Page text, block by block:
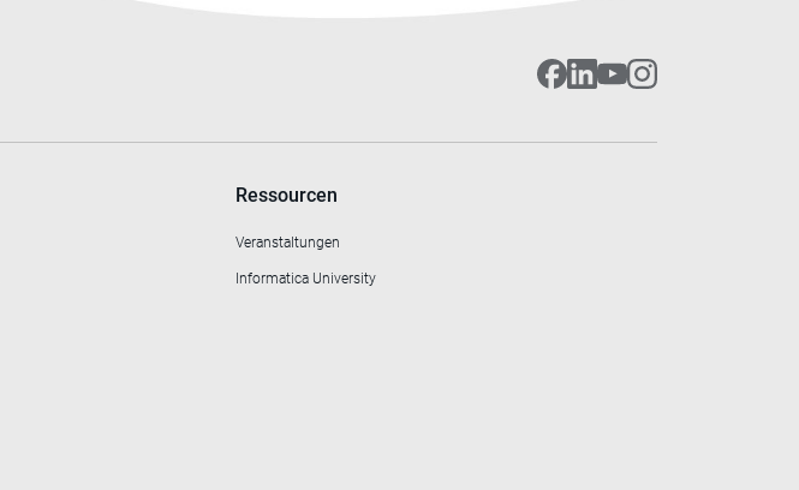
Ressourcen
Veranstaltungen
Informatica University